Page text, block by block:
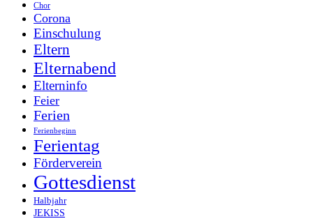
Chor
Corona
Einschulung
Eltern
Elternabend
Elterninfo
Feier
Ferien
Ferienbeginn
Ferientag
Förderverein
Gottesdienst
Halbjahr
JEKISS